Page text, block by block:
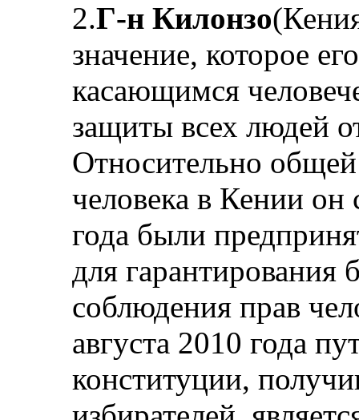
2.Г-н Килонзо
значение, которое
касающимся
защиты всех людей
Относительно
человека в Кении он
года были
для гарантирования
соблюдения прав
августа 2010 года
конституции,